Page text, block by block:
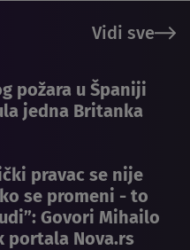
Vidi sve
požara u Španiji
jedna Britanka
pravac se nije
se promeni - to
Govori Mihailo
portala Nova.rs